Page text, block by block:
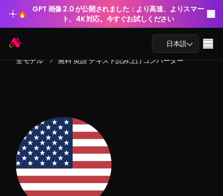
🔥
GPT 画像 2.0 が公開されました：より高速、よりスマー
ト、4K 対応。今すぐお試しください
日本語
AI学習
AI画像
AI動画
🔥
GPT 画像 2.0 が公開されました：より高速、よりスマー
全モデル
無料 英語 テキスト読み上げコンバーター